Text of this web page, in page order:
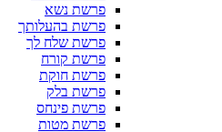
פרשת נשא
פרשת בהעלותך
פרשת שלח לך
פרשת קורח
פרשת חוקת
פרשת בלק
פרשת פינחס
פרשת מטות